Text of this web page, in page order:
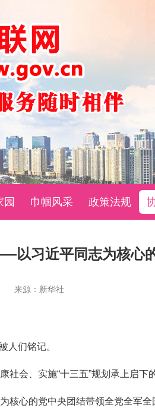
园 巾帼风采 政策法规
以习近平同志为核心
来源：新华社
们铭记。
会、实施“十三五”规划承上启
心的党中央团结带领全党全军全